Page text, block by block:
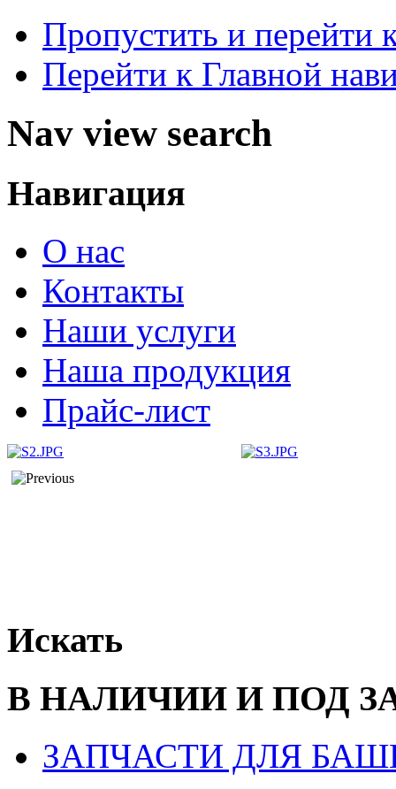
Пропустить и перейти
Перейти к Главной
Nav view search
Навигация
О нас
Контакты
Наши услуги
Наша продукция
Прайс-лист
Искать
В НАЛИЧИИ И ПОД
ЗАПЧАСТИ ДЛЯ